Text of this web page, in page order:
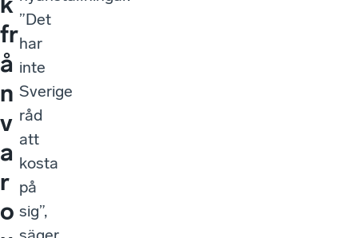
fr
å
n
v
a
r
o
”Det
har
inte
Sverige
råd
att
kosta
på
sig”,